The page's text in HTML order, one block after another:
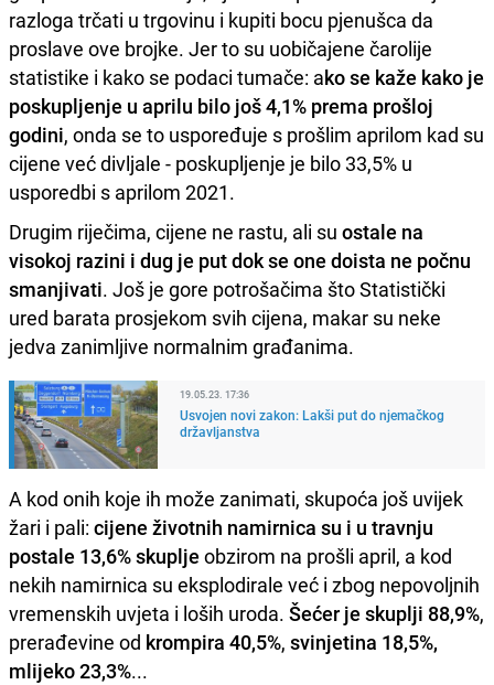
razloga trčati u trgovinu i kupiti bocu pjenušca da
proslave ove brojke. Jer to su uobičajene čarolije
statistike i kako se podaci tumače: ako se kaže kako je
poskupljenje u aprilu bilo još 4,1% prema prošloj
godini, onda se to uspoređuje s prošlim aprilom kad su
cijene već divljale - poskupljenje je bilo 33,5% u
usporedbi s aprilom 2021.
Drugim riječima, cijene ne rastu, ali su ostale na
visokoj razini i dug je put dok se one doista ne počnu
smanjivati. Još je gore potrošačima što Statistički
ured barata prosjekom svih cijena, makar su neke
jedva zanimljive normalnim građanima.
19.05.23. 17:36
Usvojen novi zakon: Lakši put do njemačkog
državljanstva
A kod onih koje ih može zanimati, skupoća još uvijek
žari i pali: cijene životnih namirnica su i u travnju
postale 13,6% skuplje obzirom na prošli april, a kod
nekih namirnica su eksplodirale već i zbog nepovoljnih
vremenskih uvjeta i loših uroda. Šećer je skuplji 88,9%,
prerađevine od krompira 40,5%, svinjetina 18,5%,
mlijeko 23,3%...